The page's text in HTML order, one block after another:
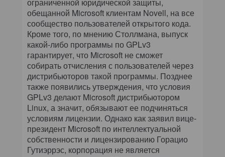
обещанной Microsoft клиентам Novell, на все
сообщество пользователей открытого кода.
Кроме того, по мнению Столлмана, выпуск
какой-либо программы по GPLv3
гарантирует, что Microsoft не сможет
собирать отчисления с пользователей через
дистрибьюторов такой программы. Позднее
также появились утверждения, что условия
GPLv3 делают Microsoft дистрибьютором
Linux, а значит, обязывают ее подчиняться
условиям лицензии. Однако как заявил вице-
президент Microsoft по интеллектуальной
собственности и лицензированию Горацио
Гутиэррэс, корпорация не является